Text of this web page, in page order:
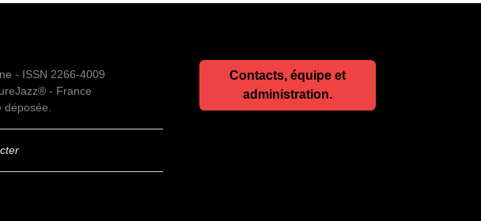
- ISSN 2266-4009
- France
Contacts, équipe et
administration.